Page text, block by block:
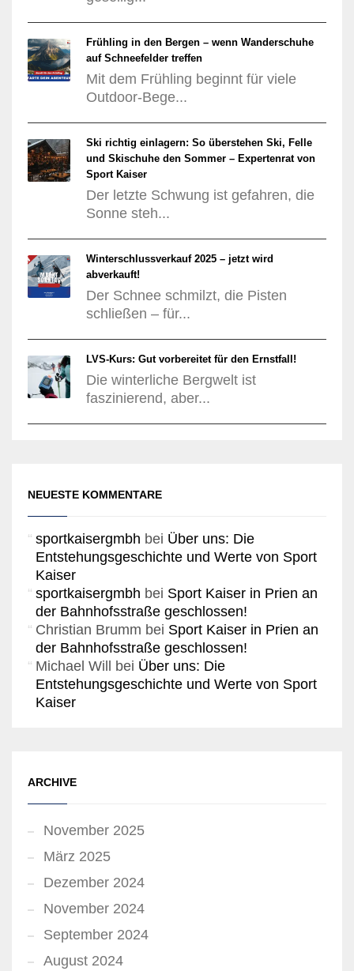
Frühling in den Bergen – wenn Wanderschuhe
auf Schneefelder treffen
Mit dem Frühling beginnt für viele
Outdoor-Bege...
Ski richtig einlagern: So überstehen Ski, Felle
und Skischuhe den Sommer – Expertenrat von
Sport Kaiser
Der letzte Schwung ist gefahren, die
Sonne steh...
Winterschlussverkauf 2025 – jetzt wird
abverkauft!
Der Schnee schmilzt, die Pisten
schließen – für...
LVS-Kurs: Gut vorbereitet für den Ernstfall!
Die winterliche Bergwelt ist
faszinierend, aber...
NEUESTE KOMMENTARE
sportkaisergmbh bei Über uns: Die
Entstehungsgeschichte und Werte von Sport
Kaiser
sportkaisergmbh bei Sport Kaiser in Prien an
der Bahnhofsstraße geschlossen!
Christian Brumm bei Sport Kaiser in Prien an
der Bahnhofsstraße geschlossen!
Michael Will
bei Über uns: Die
Entstehungsgeschichte und Werte von Sport
Kaiser
ARCHIVE
November 2025
März 2025
Dezember 2024
November 2024
September 2024
August 2024